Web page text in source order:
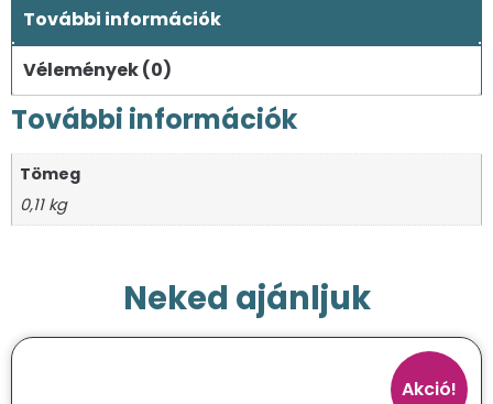
További információk
Vélemények (0)
További információk
Tömeg
0,11 kg
Neked ajánljuk
Akció!